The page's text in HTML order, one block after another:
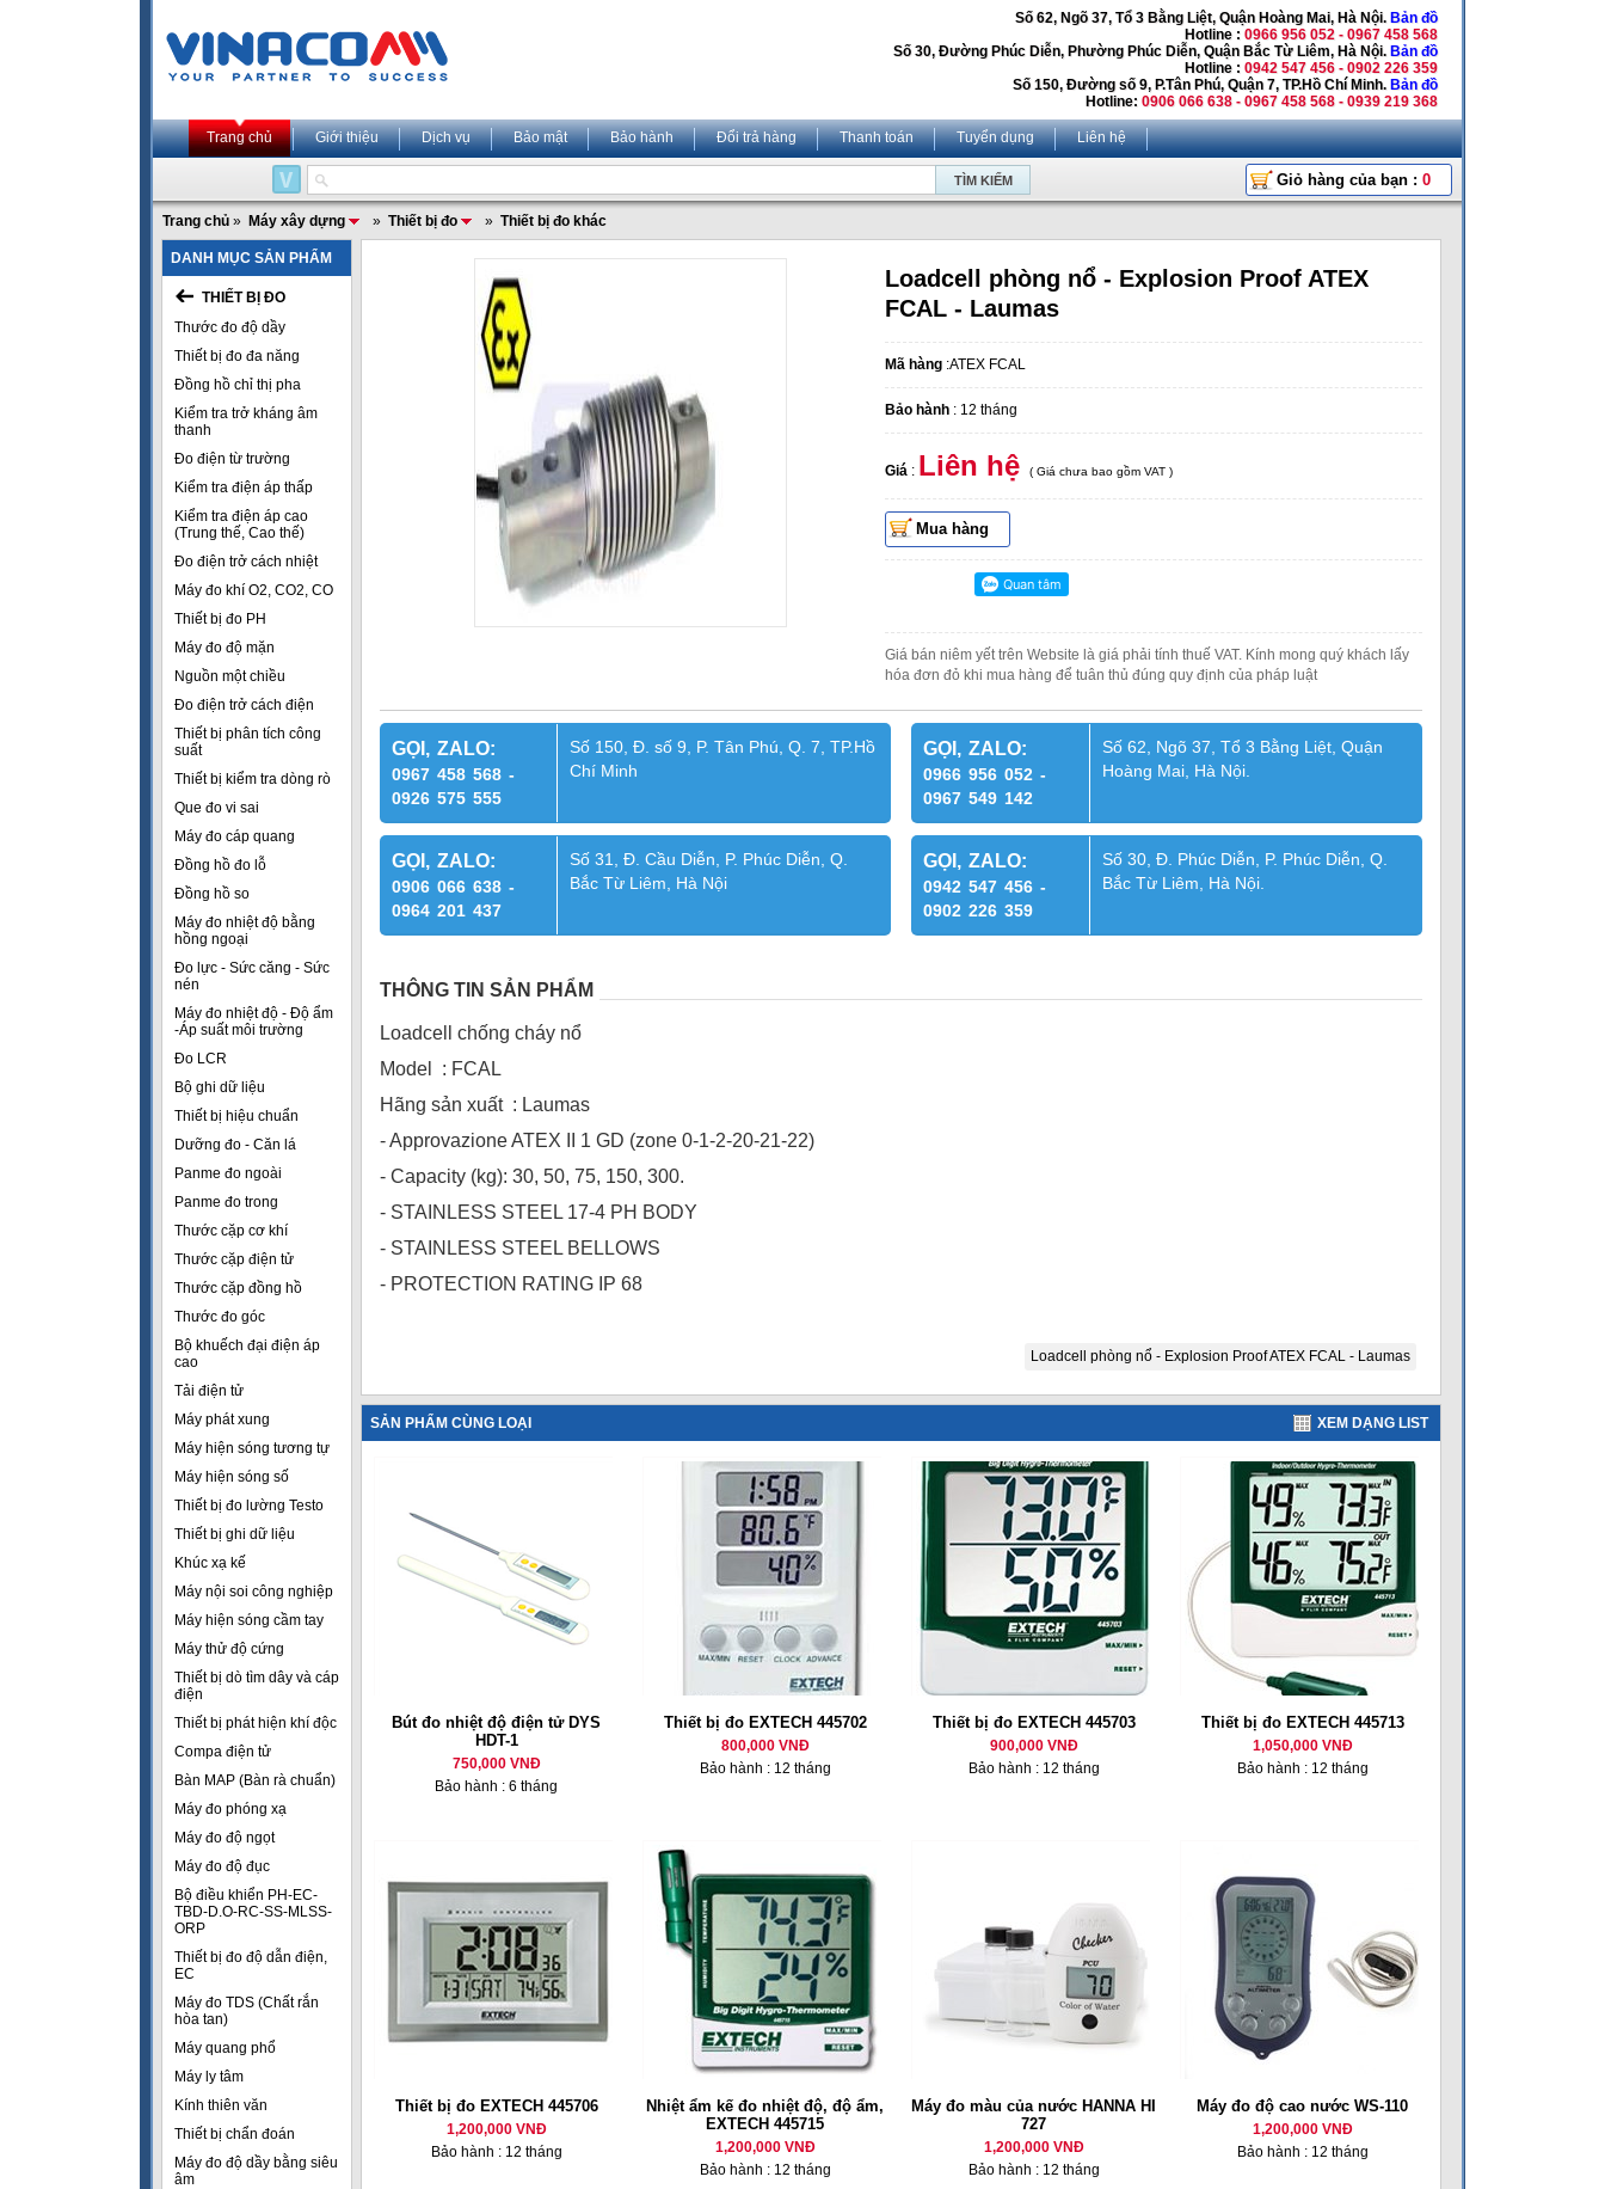
Số 62, Ngõ 37, Tổ 3 Bằng Liệt, Quận Hoàng Mai, Hà Nội. Bản đồ
Hotline : 0966 956 052 - 0967 458 568
Số 30, Đường Phúc Diễn, Phường Phúc Diễn, Quận Bắc Từ Liêm, Hà Nội. Bản đồ
Hotline : 0942 547 456 - 0902 226 359
Số 150, Đường số 9, P.Tân Phú, Quận 7, TP.Hồ Chí Minh. Bản đồ
Hotline: 0906 066 638 - 0967 458 568 - 0939 219 368
Trang chủ Giới thiệu Dịch vụ Bảo mật Bảo hành Đổi trả hàng Thanh toán Tuyển dụng Liên hệ
Giỏ hàng của bạn : 0
Trang chủ » Máy xây dựng » Thiết bị đo » Thiết bị đo khác
DANH MỤC SẢN PHẨM
THIẾT BỊ ĐO
Thước đo độ dầy
Thiết bị đo đa năng
Đồng hồ chỉ thị pha
Kiểm tra trở kháng âm
thanh
Đo điện từ trường
Kiểm tra điện áp thấp
Kiểm tra điện áp cao
(Trung thế, Cao thế)
Đo điện trở cách nhiệt
Máy đo khí O2, CO2, CO
Thiết bị đo PH
Máy đo độ mặn
Nguồn một chiều
Đo điện trở cách điện
Thiết bị phân tích công
suất
Thiết bị kiểm tra dòng rò
Que đo vi sai
Máy đo cáp quang
Đồng hồ đo lỗ
Đồng hồ so
Máy đo nhiệt độ bằng
hồng ngoại
Đo lực - Sức căng - Sức
nén
Máy đo nhiệt độ - Độ ẩm
-Áp suất môi trường
Đo LCR
Bộ ghi dữ liệu
Thiết bị hiệu chuẩn
Dưỡng đo - Căn lá
Panme đo ngoài
Panme đo trong
Thước cặp cơ khí
Thước cặp điện tử
Thước cặp đồng hồ
Thước đo góc
Bộ khuếch đại điện áp
cao
Tải điện tử
Máy phát xung
Máy hiện sóng tương tự
Máy hiện sóng số
Thiết bị đo lường Testo
Thiết bị ghi dữ liệu
Khúc xạ kế
Máy nội soi công nghiệp
Máy hiện sóng cầm tay
Máy thử độ cứng
Thiết bị dò tìm dây và cáp
điện
Thiết bị phát hiện khí độc
Compa điện tử
Bàn MAP (Bàn rà chuẩn)
Máy đo phóng xạ
Máy đo độ ngọt
Máy đo độ đục
Bộ điều khiển PH-EC-
TBD-D.O-RC-SS-MLSS-
ORP
Thiết bị đo độ dẫn điện,
EC
Máy đo TDS (Chất rắn
hòa tan)
Máy quang phổ
Máy ly tâm
Kính thiên văn
Thiết bị chẩn đoán
Máy đo độ dầy bằng siêu
âm
Loadcell phòng nổ - Explosion Proof ATEX
FCAL - Laumas
Mã hàng :ATEX FCAL
Bảo hành : 12 tháng
Giá : Liên hệ ( Giá chưa bao gồm VAT )
Mua hàng
Giá bán niêm yết trên Website là giá phải tính thuế VAT. Kính mong quý khách lấy
hóa đơn đỏ khi mua hàng để tuân thủ đúng quy định của pháp luật
GỌI, ZALO:
0967 458 568 -
0926 575 555
Số 150, Đ. số 9, P. Tân Phú, Q. 7, TP.Hồ
Chí Minh
GỌI, ZALO:
0966 956 052 -
0967 549 142
Số 62, Ngõ 37, Tổ 3 Bằng Liệt, Quận
Hoàng Mai, Hà Nội.
GỌI, ZALO:
0906 066 638 -
0964 201 437
Số 31, Đ. Cầu Diễn, P. Phúc Diễn, Q.
Bắc Từ Liêm, Hà Nội
GỌI, ZALO:
0942 547 456 -
0902 226 359
Số 30, Đ. Phúc Diễn, P. Phúc Diễn, Q.
Bắc Từ Liêm, Hà Nội.
THÔNG TIN SẢN PHẨM
Loadcell chống cháy nổ
Model : FCAL
Hãng sản xuất : Laumas
- Approvazione ATEX II 1 GD (zone 0-1-2-20-21-22)
- Capacity (kg): 30, 50, 75, 150, 300.
- STAINLESS STEEL 17-4 PH BODY
- STAINLESS STEEL BELLOWS
- PROTECTION RATING IP 68
Loadcell phòng nổ - Explosion Proof ATEX FCAL - Laumas
SẢN PHẨM CÙNG LOẠI XEM DẠNG LIST
Bút đo nhiệt độ điện tử DYS
HDT-1
750,000 VNĐ
Bảo hành : 6 tháng
Thiết bị đo EXTECH 445702
800,000 VNĐ
Bảo hành : 12 tháng
Thiết bị đo EXTECH 445703
900,000 VNĐ
Bảo hành : 12 tháng
Thiết bị đo EXTECH 445713
1,050,000 VNĐ
Bảo hành : 12 tháng
Thiết bị đo EXTECH 445706
1,200,000 VNĐ
Bảo hành : 12 tháng
Nhiệt ẩm kế đo nhiệt độ, độ ẩm,
EXTECH 445715
1,200,000 VNĐ
Bảo hành : 12 tháng
Máy đo màu của nước HANNA HI
727
1,200,000 VNĐ
Bảo hành : 12 tháng
Máy đo độ cao nước WS-110
1,200,000 VNĐ
Bảo hành : 12 tháng